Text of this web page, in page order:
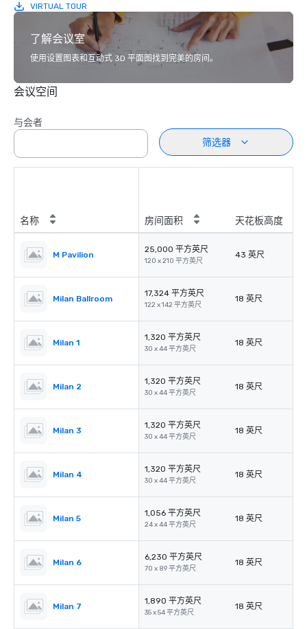
VIRTUAL TOUR
了解会议室
使用设置图表和互动式 3D 平面图找到完美的房间。
会议空间
与会者
筛选器
名称 房间面积 天花板高度
M Pavilion
25,000 平方英尺
120 x 210 平方英尺
43 英尺
Milan Ballroom
17,324 平方英尺
122 x 142 平方英尺
18 英尺
Milan 1
1,320 平方英尺
30 x 44 平方英尺
18 英尺
Milan 2
1,320 平方英尺
30 x 44 平方英尺
18 英尺
Milan 3
1,320 平方英尺
30 x 44 平方英尺
18 英尺
Milan 4
1,320 平方英尺
30 x 44 平方英尺
18 英尺
Milan 5
1,056 平方英尺
24 x 44 平方英尺
18 英尺
Milan 6
6,230 平方英尺
70 x 89 平方英尺
18 英尺
Milan 7
1,890 平方英尺
35 x 54 平方英尺
18 英尺